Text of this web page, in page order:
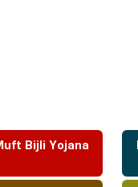
Bijli Yojana